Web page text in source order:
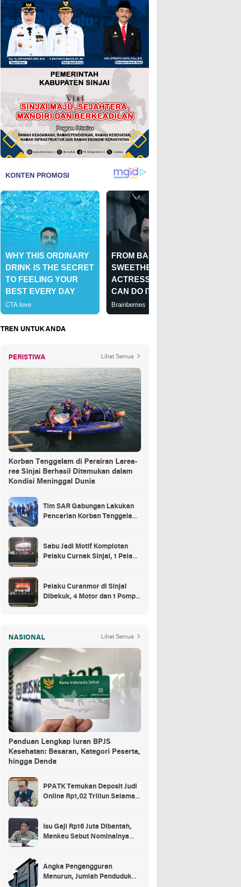
TREN UNTUK ANDA
PERISTIWA Lihat Semua
Korban Tenggelam di Perairan Larea-
rea Sinjai Berhasil Ditemukan dalam
Kondisi Meninggal Dunia
Tim SAR Gabungan Lakukan
Pencarian Korban Tenggelam
Sabu Jadi Motif Komplotan
Pelaku Curnak Sinjai, 1 Pelaku
Pelaku Curanmor di Sinjai
Dibekuk, 4 Motor dan 1 Pompa
NASIONAL Lihat Semua
Panduan Lengkap Iuran BPJS
Kesehatan: Besaran, Kategori Peserta,
hingga Denda
PPATK Temukan Deposit Judi
Online Rp1,02 Triliun Selama
Isu Gaji Rp16 Juta Dibantah,
Menkeu Sebut Nominalnya
Angka Pengangguran
Menurun, Jumlah Penduduk